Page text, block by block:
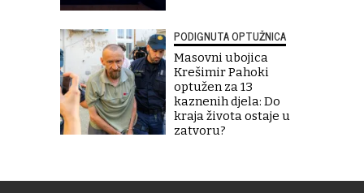
PODIGNUTA OPTUŽNICA
Masovni ubojica
Krešimir Pahoki
optužen za 13
kaznenih djela: Do
kraja života ostaje u
zatvoru?